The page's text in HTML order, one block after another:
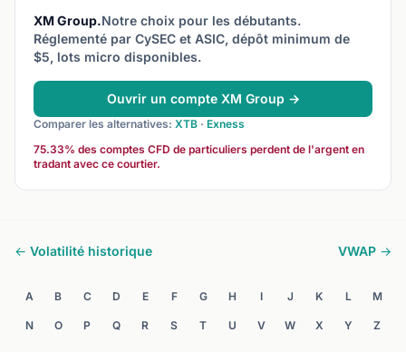
XM Group.Notre choix pour les débutants.
Réglementé par CySEC et ASIC, dépôt minimum de
$5, lots micro disponibles.
Ouvrir un compte XM Group →
Comparer les alternatives: XTB · Exness
75.33% des comptes CFD de particuliers perdent de l'argent en
tradant avec ce courtier.
← Volatilité historique VWAP →
A B C D E F G H I J K L M
N O P Q R S T U V W X Y Z